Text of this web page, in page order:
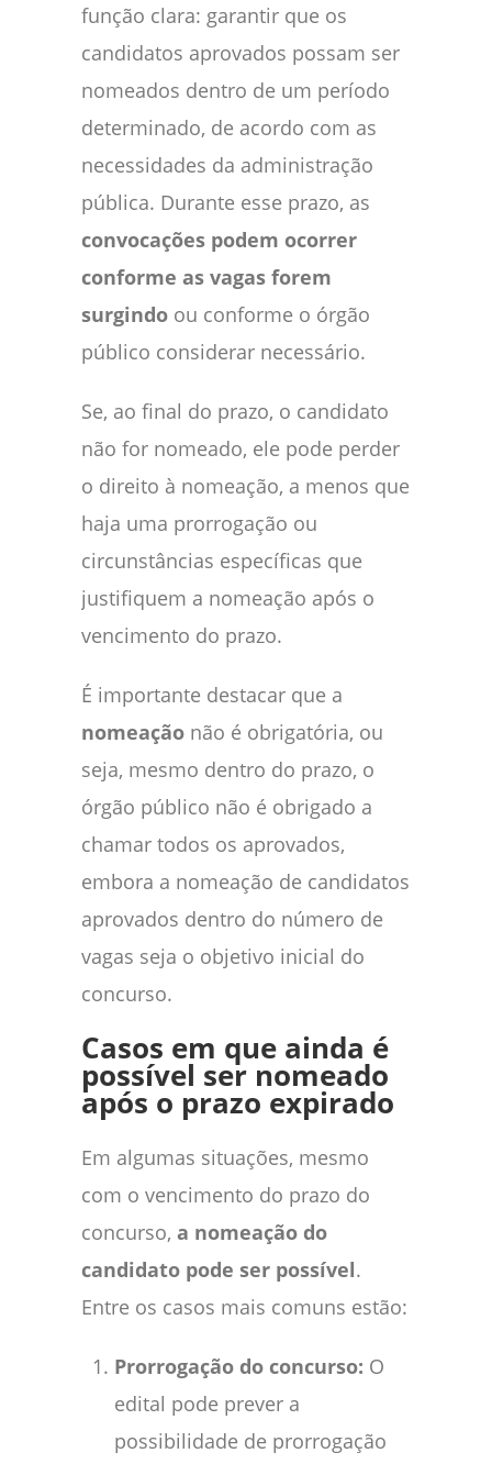
função clara: garantir que os
candidatos aprovados possam ser
nomeados dentro de um período
determinado, de acordo com as
necessidades da administração
pública. Durante esse prazo, as
convocações podem ocorrer
conforme as vagas forem
surgindo ou conforme o órgão
público considerar necessário.
Se, ao final do prazo, o candidato
não for nomeado, ele pode perder
o direito à nomeação, a menos que
haja uma prorrogação ou
circunstâncias específicas que
justifiquem a nomeação após o
vencimento do prazo.
É importante destacar que a
nomeação não é obrigatória, ou
seja, mesmo dentro do prazo, o
órgão público não é obrigado a
chamar todos os aprovados,
embora a nomeação de candidatos
aprovados dentro do número de
vagas seja o objetivo inicial do
concurso.
Casos em que ainda é
possível ser nomeado
após o prazo expirado
Em algumas situações, mesmo
com o vencimento do prazo do
concurso, a nomeação do
candidato pode ser possível.
Entre os casos mais comuns estão:
Prorrogação do concurso: O
edital pode prever a
possibilidade de prorrogação